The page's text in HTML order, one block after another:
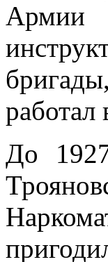
Армии
До